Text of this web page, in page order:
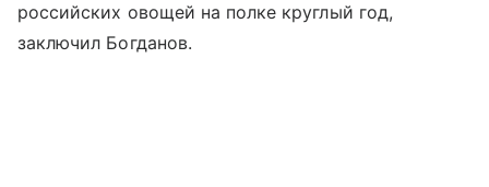
российских овощей на полке круглый год,
заключил Богданов.